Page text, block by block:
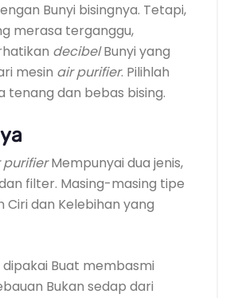
Bunyi bisingnya. Tetapi,
merasa terganggu,
decibelBunyi yang
mesin air purifier. Pilihlah
tenang dan bebas bising.
purifierMempunyai dua jenis,
filter. Masing-masing tipe
Ciri dan Kelebihan yang
dipakai Buat membasmi
Bukan sedap dari